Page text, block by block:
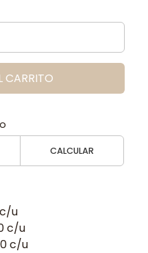
CARRITO
CALCULAR
u
c/u
c/u